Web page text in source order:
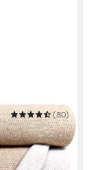
140 x
(80)